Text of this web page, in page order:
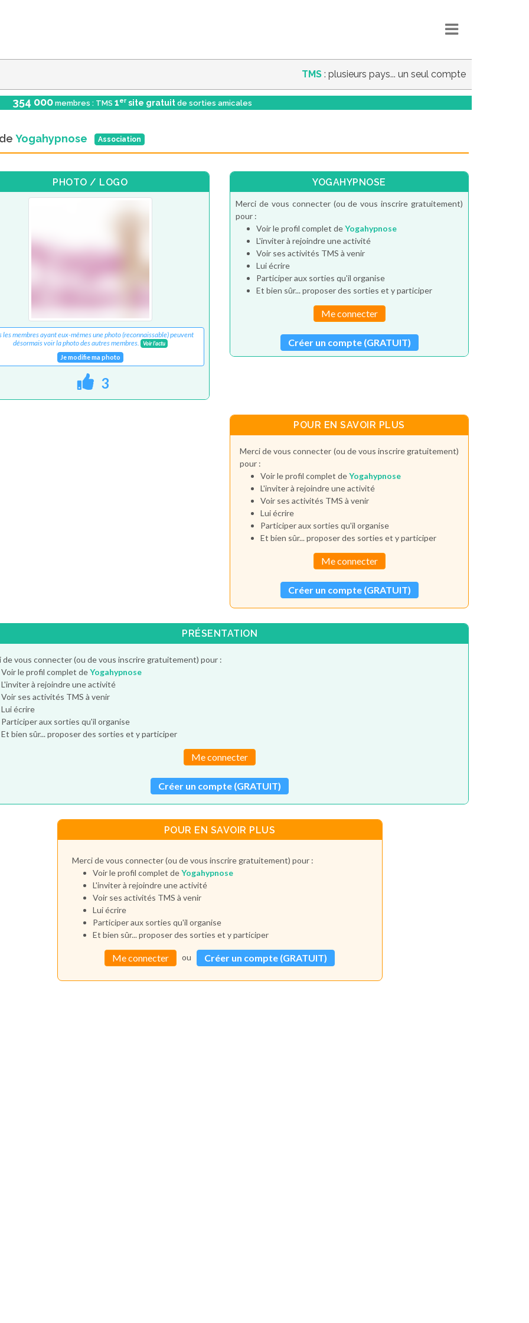
TMS : plusieurs pays... un seul compte
354 000 membres : TMS 1er site gratuit de sorties amicales
Yogahypnose Association
PHOTO / LOGO
les membres ayant eux-mêmes une photo (reconnaissable) peuvent
désormais voir la photo des autres membres.
Voir l'actu
Je modifie ma photo
3
YOGAHYPNOSE
Merci de vous connecter (ou de vous inscrire gratuitement)
pour :
Voir le profil complet deYogahypnose
L'inviter à rejoindre une activité
Voir ses activités TMS à venir
Lui écrire
Participer aux sorties qu'il organise
Et bien sûr... proposer des sorties et y participer
Me connecter
Créer un compte (GRATUIT)
POUR EN SAVOIR PLUS
Merci de vous connecter (ou de vous inscrire gratuitement)
pour :
Voir le profil complet deYogahypnose
L'inviter à rejoindre une activité
Voir ses activités TMS à venir
Lui écrire
Participer aux sorties qu'il organise
Et bien sûr... proposer des sorties et y participer
Me connecter
Créer un compte (GRATUIT)
PRÉSENTATION
de vous connecter (ou de vous inscrire gratuitement) pour :
Voir le profil complet deYogahypnose
L'inviter à rejoindre une activité
Voir ses activités TMS à venir
Lui écrire
Participer aux sorties qu'il organise
Et bien sûr... proposer des sorties et y participer
Me connecter
Créer un compte (GRATUIT)
POUR EN SAVOIR PLUS
Merci de vous connecter (ou de vous inscrire gratuitement) pour :
Voir le profil complet deYogahypnose
L'inviter à rejoindre une activité
Voir ses activités TMS à venir
Lui écrire
Participer aux sorties qu'il organise
Et bien sûr... proposer des sorties et y participer
Me connecter ou Créer un compte (GRATUIT)